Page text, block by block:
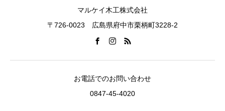
マルケイ木工株式会社
〒726-0023 広島県府中市栗柄町3228-2
お電話でのお問い合わせ
0847-45-4020